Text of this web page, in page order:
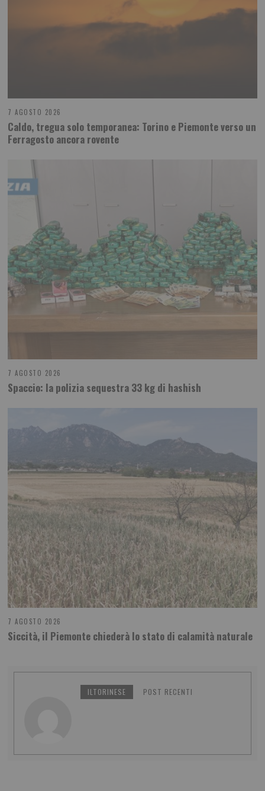
7 AGOSTO 2026
Caldo, tregua solo temporanea: Torino e Piemonte verso un
Ferragosto ancora rovente
7 AGOSTO 2026
Spaccio: la polizia sequestra 33 kg di hashish
7 AGOSTO 2026
Siccità, il Piemonte chiederà lo stato di calamità naturale
ILTORINESE POST RECENTI